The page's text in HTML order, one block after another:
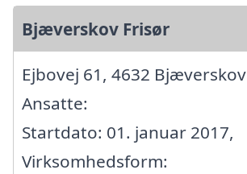
Bjæverskov Frisør
Ejbovej 61, 4632 Bjæverskov
Ansatte:
Startdato: 01. januar 2017,
Virksomhedsform: